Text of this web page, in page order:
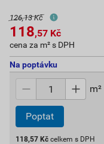
126,13 Kč
118,57 Kč
cena za m² s DPH
Na poptávku
m²
Poptat
118,57 Kč celkem s DPH